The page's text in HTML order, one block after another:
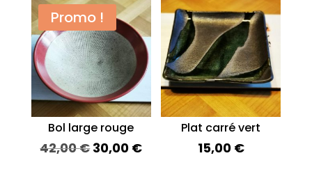
Promo !
Bol large rouge
42,00€Le
30,00 €Le
Plat carré vert
15,00 €